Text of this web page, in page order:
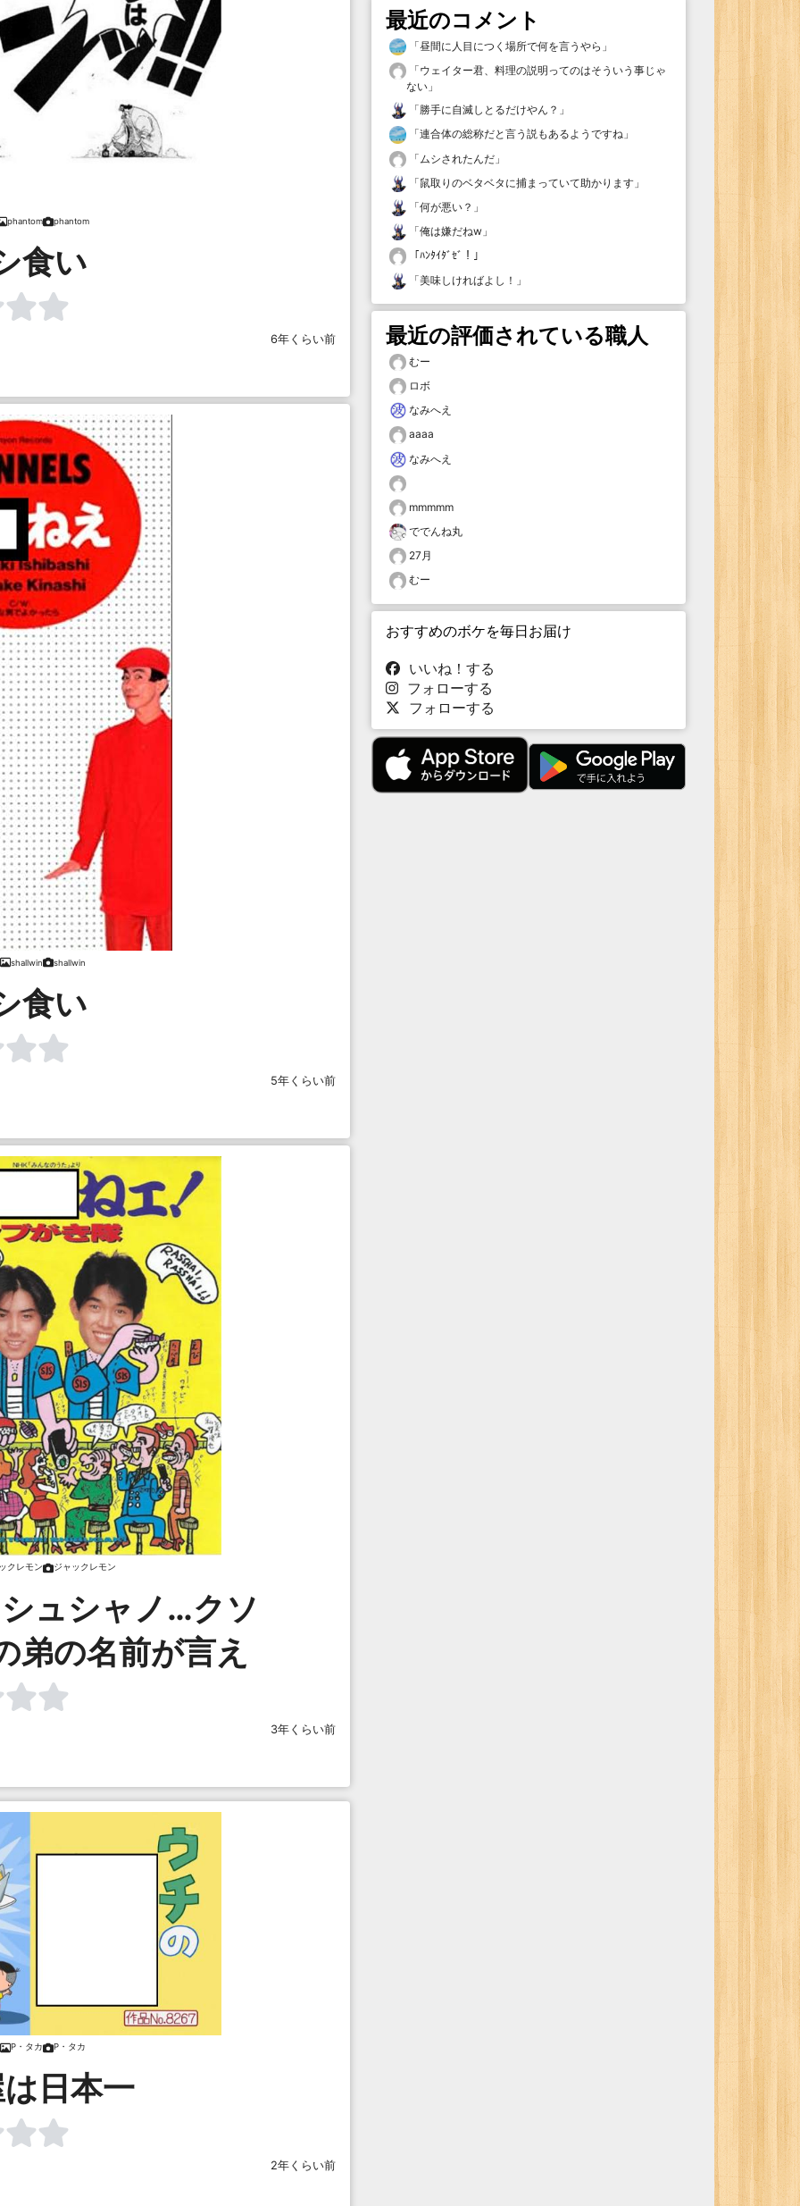
phantom phantom
食い
6年くらい前
shallwin shallwin
食い
5年くらい前
クレモン ジャックレモン
ュシャノ…クソ
弟の名前が言え
3年くらい前
P・タカ P・タカ
日本一
2年くらい前
最近のコメント
「昼間に人目につく場所で何を言うやら 」
「ウェイター君、料理の説明ってのはそういう事じゃ
ない 」
「勝手に自滅しとるだけやん？ 」
「連合体の総称だと言う説もあるようですね 」
「 ムシされたんだ 」
「鼠取りのベタベタに捕まっていて助かります 」
「何が悪い？ 」
「俺は嫌だねw 」
「ﾊﾝﾀｲﾀﾞｾﾞ！ 」
「美味しければよし！ 」
最近の評価されている職人
むー
ロボ
なみへえ
aaaa
なみへえ
mmmmm
ででんね丸
27月
むー
おすすめのボケを毎日お届け
いいね！する
フォローする
フォローする